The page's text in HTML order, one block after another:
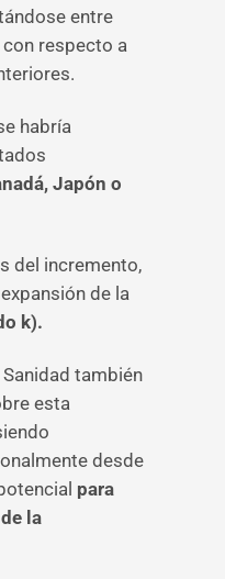
entre
respecto a
habría
Japón o
del incremento,
de la
k).
también
esta
desde
para
la